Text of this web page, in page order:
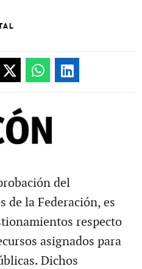
del
de la Federación, es
respecto
asignados para
Dichos